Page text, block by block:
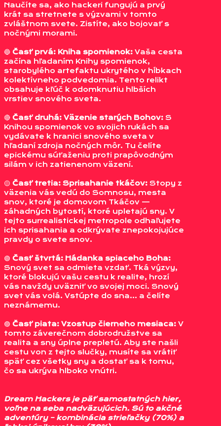
Naučíte sa, ako hackeri fungujú a prvý
krát sa stretnete s výzvami v tomto
zvláštnom svete. Zistíte, ako bojovať s
nočnými morami.
🔵 Časť prvá: Kniha spomienok: Vaša cesta
začína hľadaním Knihy spomienok,
starobylého artefaktu ukrytého v hĺbkach
kolektívneho podvedomia. Tento relikt
obsahuje kľúč k odomknutiu hlbších
vrstiev snového sveta.
🔴 Časť druhá: Väzenie starých Bohov: S
Knihou spomienok vo svojich rukách sa
vydávate k hranici snového sveta v
hľadaní zdroja nočných môr. Tu čelíte
epickému súťaženiu proti prapôvodným
silám v ich zatienenom väzení.
🟡 Časť tretia: Sprisahanie tkáčov: Stopy z
väzenia vás vedú do Somnosu, mesta
snov, ktoré je domovom Tkáčov —
záhadných bytostí, ktoré upletajú sny. V
tejto surrealistickej metropole odhaľujete
ich sprisahania a odkrývate znepokojujúce
pravdy o svete snov.
🟢 Časť štvrtá: Hádanka spiaceho Boha:
Snový svet sa odmieta vzdať. Tká výzvy,
ktoré blokujú vašu cestu k realite, hrozí
vás navždy uväzniť vo svojej moci. Snový
svet vás volá. Vstúpte do sna… a čelíte
neznámemu.
🟣 Časť piata: Vzostup čierneho mesiaca: V
tomto záverečnom dobrodružstve sa
realita a sny úplne prepletú. Aby ste našli
cestu von z tejto slučky, musíte sa vrátiť
späť cez všetky sny a dostať sa k tomu,
čo sa ukrýva hlboko vnútri.
Dream Hackers je päť samostatných hier,
voľne na seba nadväzujúcich. Sú to akčné
adventúry – kombinácia strieľačky (70%) a